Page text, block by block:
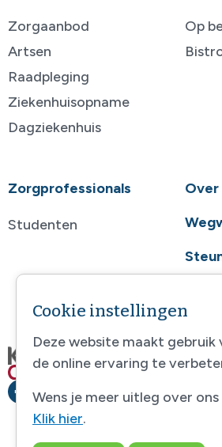
Zorgaanbod
Artsen
Raadpleging
Ziekenhuisopname
Dagziekenhuis
Op
Zorgprofessionals
Studenten
Over
Cookie instellingen
Deze website maakt gebruik
de online ervaring te
Wens je meer uitleg over
Klik hier.